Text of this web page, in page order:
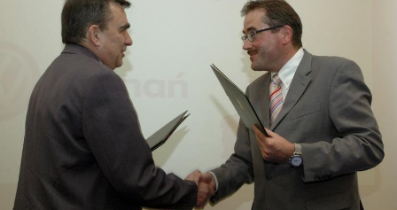
Zwiedzanie Zakładów